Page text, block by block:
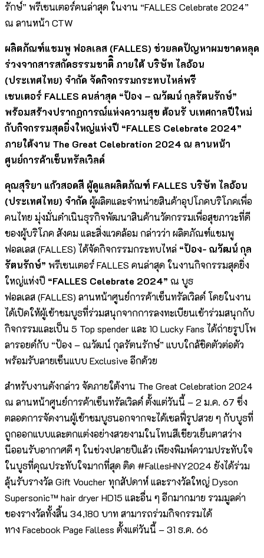
รักษ์” พรีเซนเตอร์คนล่าสุด ในงาน “FALLES Celebrate 2024”
ณ ลานหน้า CTW
ผลิตภัณฑ์แชมพู ฟอลเลส (FALLES) ช่วยลดปัญหาผมขาดหลุด
ร่วงจากสารสกัดธรรมชาติ ิ ภายใต้ บริษัท ไลอ้อน
(ประเทศไทย) จำกัด จัดกิจกรรมกระทบไหล่พรี
เซนเตอร์ FALLES คนล่าสุด “ป้อง – ณวัฒน์ กุลรัตนรักษ์”
พร้อมสร้างปรากฏการณ์แห่งความสุข ต้อนรั บเทศกาลปีใหม่
กับกิจกรรมสุดยิ่งใหญ่แห่งปี “FALLES Celebrate 2024”
ภายใต้งาน The Great Celebration 2024 ณ ลานหน้า
ศูนย์การค้าเซ็นทรัลเวิลด์
คุณสุริยา แก้วสอดสี ผู้ดูแลผลิตภัณฑ์ FALLES บริษัท ไลอ้อน
(ประเทศไทย) จำกัด ผู้ผลิตและจำหน่ายสินค้าอุปโภคบริโภคเพื่อ
คนไทย มุ่งมั่นดำเนินธุรกิจพัฒนาสินค้านวัตกรรมเพื่อสุขภาวะที่ดี
ของผู้บริโภค สังคม และสิ่งแวดล้อม กล่าวว่าผลิตภัณฑ์แชมพู
ฟอลเลส (FALLES) ได้จัดกิจกรรมกระทบไหล่ “ป้อง- ณวัฒน์ กุล
รัตนรักษ์” พรีเซนเตอร์ FALLES คนล่าสุด ในงานกิจกรรมสุดยิ่ง
ใหญ่แห่งปี “FALLES Celebrate 2024” ณ บูธ
ฟอลเลส (FALLES) ลานหน้าศูนย์การค้าเซ็นทรัลเวิลด์ โดยในงาน
ได้เปิดให้ผู้เข้าชมบูธที่ร่วมสนุกจากการลงทะเบียนเข้าร่วมสนุกกับ
กิจกรรมและเป็น 5 Top spender และ 10 Lucky Fans ได้ถ่ายรูปโพ
ลารอยด์กับ “ป้อง – ณวัฒน์ กุลรัตนรักษ์” แบบใกล้ชิดตัวต่อตัว
พร้อมรับลายเซ็นแบบ Exclusive อีกด้วย
สำหรับงานดังกล่าว จัดภายใต้งาน The Great Celebration 2024
ณ ลานหน้าศูนย์การค้าเซ็นทรัลเวิลด์ ตั้งแต่วันนี้ – 2 ม.ค. 67 ซึ่ง
ตลอดการจัดงานผู้เข้าชมบูธนอกจากจะได้เซลฟี่รูปสวย ๆ กับบูธที่
ถูกออกแบบและตกแต่งอย่างสวยงามในโทนสีเขียวเย็นตาสว่าง
นีออนรับอากาศดี ๆ ในช่วงปลายปีแล้ว เพียงพิมพ์ความประทับใจ
ในบูธที่คุณประทับใจมากที่สุด ติด #FallesHNY2024 ยังได้ร่วม
ลุ้นรับรางวัล Gift Voucher ทุกสัปดาห์ และรางวัลใหญ่ Dyson
Supersonic™ hair dryer HD15 และอื่น ๆ อีกมากมาย รวมมูลค่า
ของรางวัลทั้งสิ้น 34,180 บาท สามารถร่วมกิจกรรมได้
ทาง Facebook Page Falless ตั้งแต่วันนี้ – 31 ธ.ค. 66